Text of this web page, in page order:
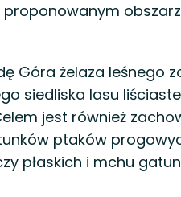
Góra żelaza leśnego
siedliska lasu
jest również
ptaków
płaskich i mchu